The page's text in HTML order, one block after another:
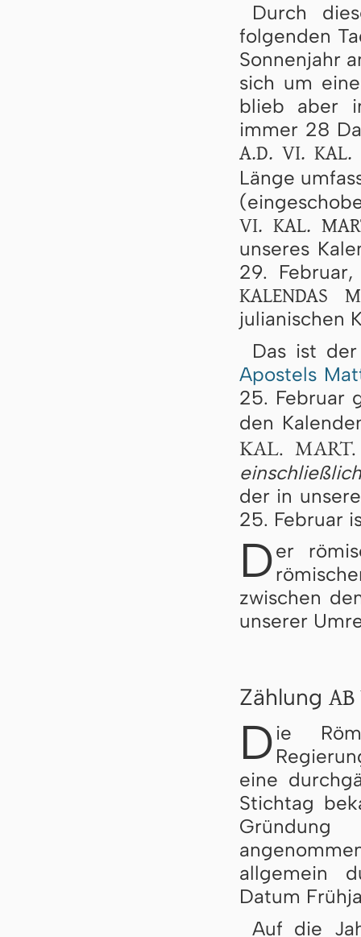
Durch
folgenden
Sonnenjahr
sich um
blieb aber
immer 28
A.D. VI. KAL.
Länge
VI. KAL.
unseres
29.
KALENDAS
julianischen
Das ist
Apostels
25. Februar
den
KAL. MART.
der in
25. Februar
Der
zwischen
unserer
Zählung AB
D ie
eine
Stichtag
allgemein
Datum
Auf die